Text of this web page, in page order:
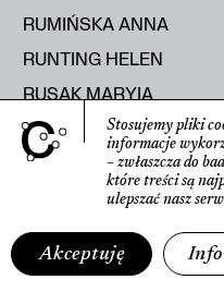
RUMIŃSKA ANNA
RUNTING HELEN
RUSAK MARYIA
RUSECKA KATERYNA
RUTKOWSKI ROMAN
RYBICKA ELŻBIETA
RYŚ RAJMUND
Stosujemy pliki
informacje
– zwłaszcza do
które treści są
ulepszać nasz
Akceptuję